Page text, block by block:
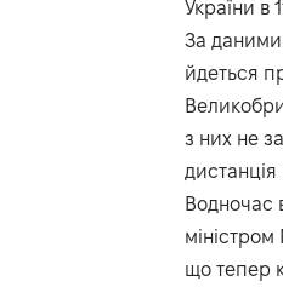
України в
За даними
йдеться
з них не
Водночас
що тепер